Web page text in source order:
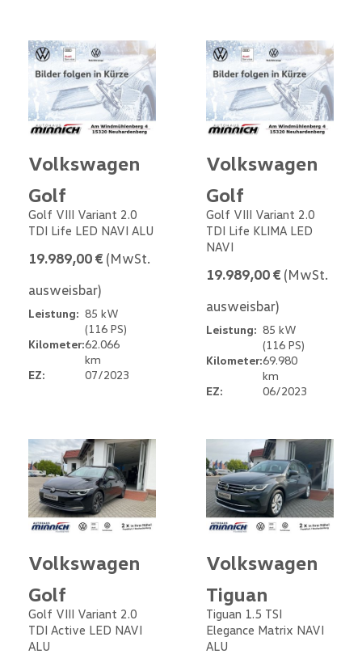
Volkswagen
Golf
Golf VIII Variant 2.0
TDI Life LED NAVI ALU
19.989,00 € (MwSt.
ausweisbar)
Leistung: 85 kW
(116 PS)
Kilometer:62.066
km
EZ:
07/2023
Volkswagen
Golf
Golf VIII Variant 2.0
TDI Life KLIMA LED
NAVI
19.989,00 € (MwSt.
ausweisbar)
Leistung: 85 kW
(116 PS)
Kilometer:69.980
km
EZ:
06/2023
Volkswagen
Golf
Golf VIII Variant 2.0
TDI Active LED NAVI
ALU
Volkswagen
Tiguan
Tiguan 1.5 TSI
Elegance Matrix NAVI
ALU